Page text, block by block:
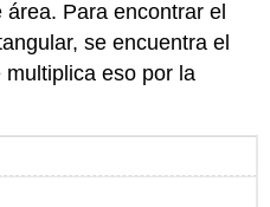
Para encontrar el
se encuentra el
eso por la